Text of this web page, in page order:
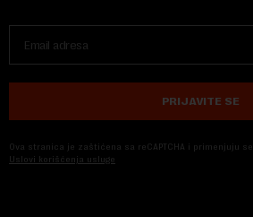
PRIJAVITE SE
Ova stranica je zaštićena sa reCAPTCHA i primenjuju se
Uslovi korišćenja usluge